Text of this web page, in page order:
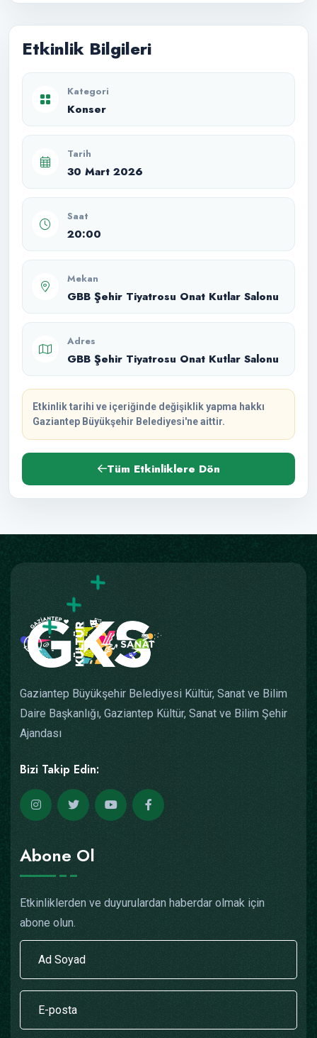
Etkinlik Bilgileri
Kategori
Konser
Tarih
30 Mart 2026
Saat
20:00
Mekan
GBB Şehir Tiyatrosu Onat Kutlar Salonu
Adres
GBB Şehir Tiyatrosu Onat Kutlar Salonu
Etkinlik tarihi ve içeriğinde değişiklik yapma hakkı
Gaziantep Büyükşehir Belediyesi'ne aittir.
Tüm Etkinliklere Dön
Gaziantep Büyükşehir Belediyesi Kültür, Sanat ve Bilim
Daire Başkanlığı, Gaziantep Kültür, Sanat ve Bilim Şehir
Ajandası
Bizi Takip Edin:
Abone Ol
Etkinliklerden ve duyurulardan haberdar olmak için
abone olun.